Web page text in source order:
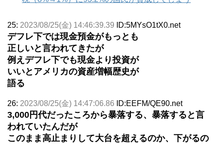
25: 2023/08/25(金) 14:46:39.39 ID:5MYsO1tX0.net
デフレ下では現金預金がもっとも
正しいと言われてきたが
例えデフレ下でも現金より投資が
いいとアメリカの資産増幅歴史が
語る
26: 2023/08/25(金) 14:47:06.86 ID:EEFM/QE90.net
3,000円代だったころから暴落する、暴落すると言
われていたんだが
このまま高止まりして大台を超えるのか、下がるの